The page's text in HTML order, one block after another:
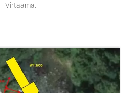
Virtaama.